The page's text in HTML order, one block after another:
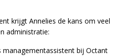
krijgt Annelies de kans om veel
administratie:
managementassistent bij Octant